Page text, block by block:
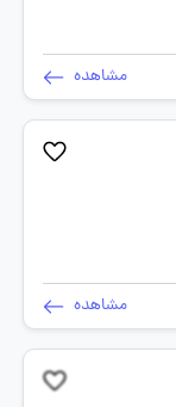
مشاهده
مشاهده